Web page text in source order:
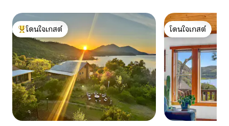
โดนใจเกสต์ที่สุด
โดนใจเกสต์
โดนใจเกสต์
โดนใจเกสต์